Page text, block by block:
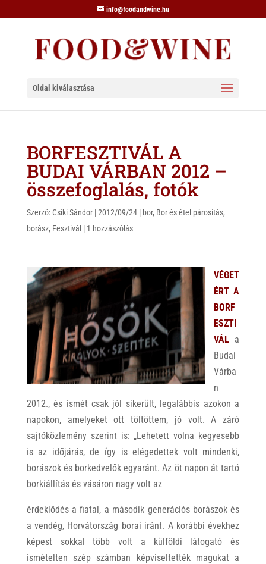
info@foodandwine.hu
Oldal kiválasztása
BORFESZTIVÁL A
BUDAI VÁRBAN 2012 –
összefoglalás, fotók
Szerző: Csíki Sándor|2012/09/24| bor, Bor és étel párosítás,
borász, Fesztivál | 1 hozzászólás
VÉGET
ÉRT A
BORF
ESZTI
VÁLa
Budai
Várba
n
2012., és ismét csak jól sikerült, legalábbis azokon a
napokon, amelyeket ott töltöttem, jó volt. A záró
sajtóközlemény szerint is: „Lehetett volna kegyesebb
is az időjárás, de így is elégedettek volt mindenki,
borászok és borkedvelők egyaránt. Az öt napon át tartó
borkiállítás és vásáron nagy volt az
érdeklődés a fiatal, a második generációs borászok és
a vendég, Horvátország borai iránt. A korábbi évekhez
képest sokkal több volt a külföldi látogató és
ismételten szép számban képviseltették magukat a